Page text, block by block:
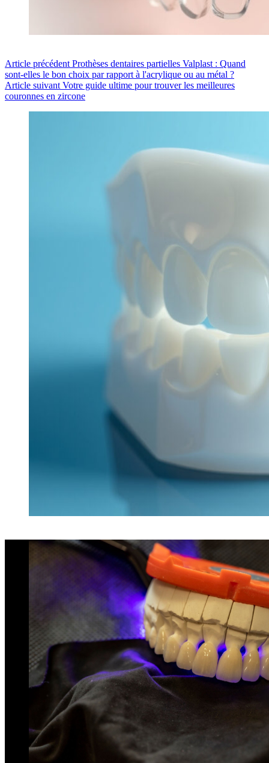
Article précédent Prothèses dentaires partielles Valplast : Quand
sont-elles le bon choix par rapport à l'acrylique ou au métal ?
Article suivant Votre guide ultime pour trouver les meilleures
couronnes en zircone